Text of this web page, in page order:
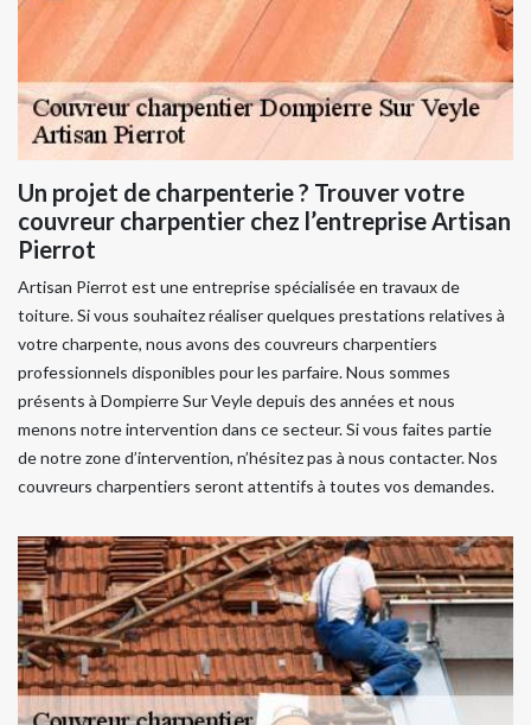
Un projet de charpenterie ? Trouver votre
couvreur charpentier chez l’entreprise Artisan
Pierrot
Artisan Pierrot est une entreprise spécialisée en travaux de
toiture. Si vous souhaitez réaliser quelques prestations relatives à
votre charpente, nous avons des couvreurs charpentiers
professionnels disponibles pour les parfaire. Nous sommes
présents à Dompierre Sur Veyle depuis des années et nous
menons notre intervention dans ce secteur. Si vous faites partie
de notre zone d’intervention, n’hésitez pas à nous contacter. Nos
couvreurs charpentiers seront attentifs à toutes vos demandes.